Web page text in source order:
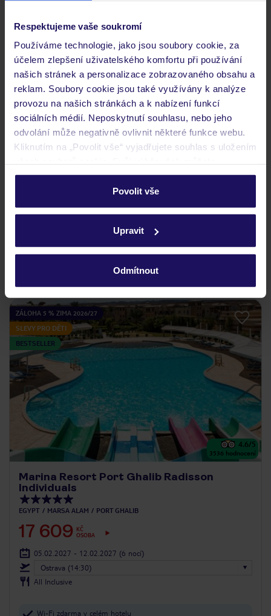
Respektujeme vaše soukromí
Používáme technologie, jako jsou soubory cookie, za
účelem zlepšení uživatelského komfortu při používání
našich stránek a personalizace zobrazovaného obsahu a
reklam. Soubory cookie jsou také využívány k analýze
provozu na našich stránkách a k nabízení funkcí
sociálních médií. Neposkytnutí souhlasu, nebo jeho
odvolání může negativně ovlivnit některé funkce webu.
Kliknutím na „Povolit vše“ vyjadřujete souhlas s uložením
personalizovat v sekci „Personalizace“.
Podrobné informace o souborech cookie naleznete v
ochrany osobních údajů.
Povolit vše
Upravit
Odmítnout
3120 hodnocení
Swissôtel Resort El Quseir
24.08.2026 - 31.08.2026 (7 nocí)
amfiteátr a zábavní program
ZÁLOHA 5 % ZIMA 2026/27
SLEVY PRO DĚTI
BESTSELLER
4.6/5
3536 hodnocení
Marina Resort Port Ghalib Radisson
Individuals
EGYPT MARSA ALAM PORT GHALIB
17 609
KČ
OSOBA
05.02.2027 - 12.02.2027 (6 nocí)
Ostrava (14:30)
All Inclusive
Wi-Fi zdarma v celém hotelu